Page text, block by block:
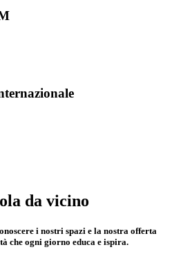
da vicino
i nostri spazi e la nostra offerta
che ogni giorno educa e ispira.